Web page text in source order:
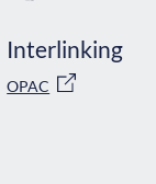
Interlinking
OPAC